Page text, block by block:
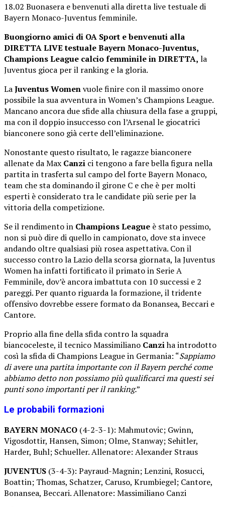
18.02 Buonasera e benvenuti alla diretta live testuale di
Bayern Monaco-Juventus femminile.
Buongiorno amici di OA Sport e benvenuti alla
DIRETTA LIVE testuale Bayern Monaco-Juventus,
Champions League calcio femminile in DIRETTA, la
Juventus gioca per il ranking e la gloria.
LaJuventusWomenvuole finire con il massimo onore
possibile la sua avventura in Women’s Champions League.
Mancano ancora due sfide alla chiusura della fase a gruppi,
ma con il doppio insuccesso con l’Arsenal le giocatrici
bianconere sono già certe dell’eliminazione.
Nonostante questo risultato, le ragazze bianconere
allenate da Max Canzi ci tengono a fare bella figura nella
partita in trasferta sul campo del forte Bayern Monaco,
team che sta dominando il girone C e che è per molti
esperti è considerato tra le candidate più serie per la
vittoria della competizione.
Se il rendimento in ChampionsLeague è stato pessimo,
non si può dire di quello in campionato, dove sta invece
andando oltre qualsiasi più rosea aspettativa. Con il
successo contro la Lazio della scorsa giornata, la Juventus
Women ha infatti fortificato il primato in Serie A
Femminile, dov’è ancora imbattuta con 10 successi e 2
pareggi. Per quanto riguarda la formazione, il tridente
offensivo dovrebbe essere formato da Bonansea, Beccari e
Cantore.
Proprio alla fine della sfida contro la squadra
biancoceleste, il tecnico Massimiliano Canziha introdotto
così la sfida di Champions League in Germania: “Sappiamo
di avere una partita importante con il Bayern perché come
abbiamo detto non possiamo più qualificarci ma questi sei
punti sono importanti per il ranking.”
Le probabili formazioni
BAYERNMONACO (4-2-3-1): Mahmutovic; Gwinn,
Vigosdottir, Hansen, Simon; Olme, Stanway; Sehitler,
Harder, Buhl; Schueller. Allenatore: Alexander Straus
JUVENTUS (3-4-3): Payraud-Magnin; Lenzini, Rosucci,
Boattin; Thomas, Schatzer, Caruso, Krumbiegel; Cantore,
Bonansea, Beccari. Allenatore: Massimiliano Canzi